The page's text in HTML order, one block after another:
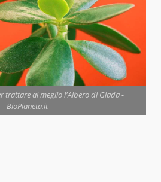
trattare al meglio l'Albero di Giada -
BioPianeta.it